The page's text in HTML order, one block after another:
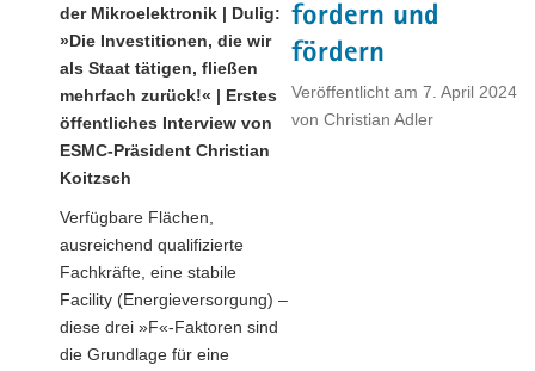
fordern und
fördern
Veröffentlicht am 7. April 2024
von Christian Adler
der Mikroelektronik | Dulig:
»Die Investitionen, die wir
als Staat tätigen, fließen
mehrfach zurück!« | Erstes
öffentliches Interview von
ESMC-Präsident Christian
Koitzsch
Verfügbare Flächen,
ausreichend qualifizierte
Fachkräfte, eine stabile
Facility (Energieversorgung) –
diese drei »F«-Faktoren sind
die Grundlage für eine